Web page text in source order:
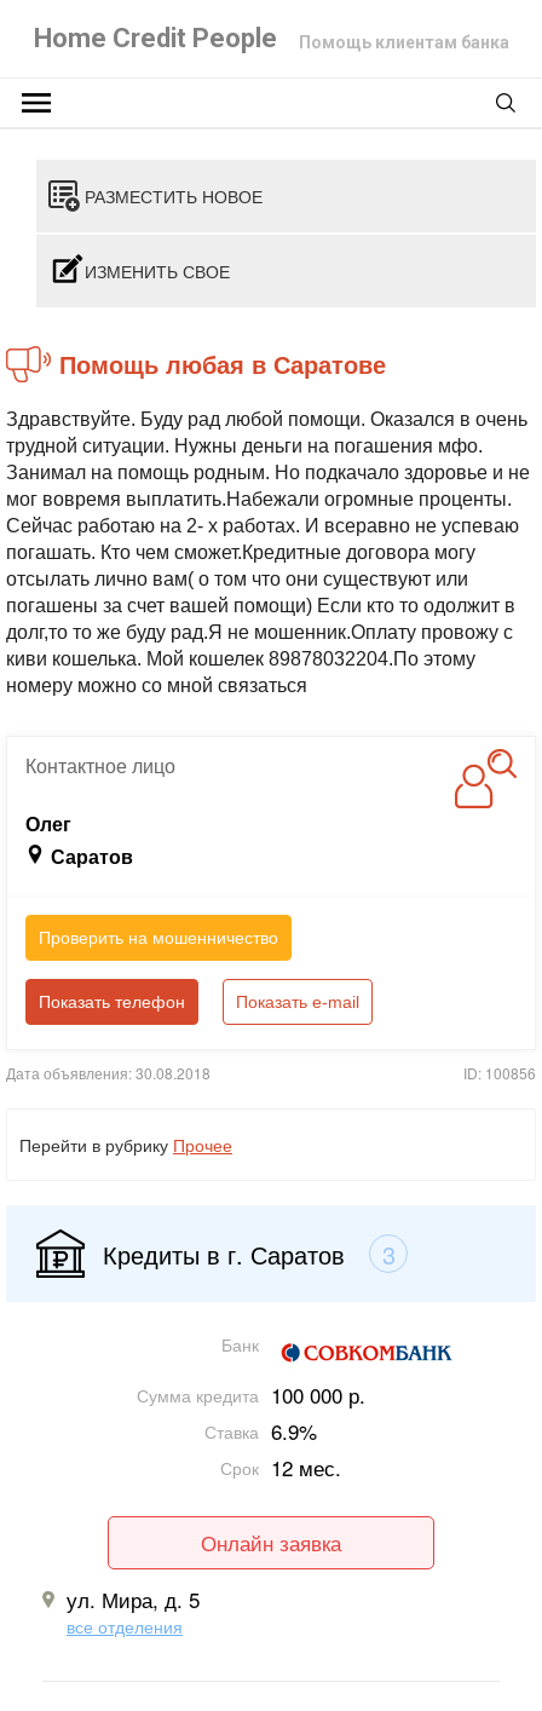
Home Credit People Помощь клиентам банка
РАЗМЕСТИТЬ НОВОЕ
ИЗМЕНИТЬ СВОЕ
Помощь любая в Саратове
Здравствуйте. Буду рад любой помощи. Оказался в очень
трудной ситуации. Нужны деньги на погашения мфо.
Занимал на помощь родным. Но подкачало здоровье и не
мог вовремя выплатить.Набежали огромные проценты.
Сейчас работаю на 2- х работах. И всеравно не успеваю
погашать. Кто чем сможет.Кредитные договора могу
отсылать лично вам( о том что они существуют или
погашены за счет вашей помощи) Если кто то одолжит в
долг,то то же буду рад.Я не мошенник.Оплату провожу с
киви кошелька. Мой кошелек 89878032204.По этому
номеру можно со мной связаться
Контактноелицо
Олег
Саратов
Проверить на мошенничество
Показать телефон Показать e-mail
Дата объявления: 30.08.2018 ID: 100856
Перейти в рубрику Прочее
Кредиты в г. Саратов 3
Банк
Сумма кредита 100 000 р.
Ставка 6.9%
Срок 12 мес.
Онлайн заявка
ул. Мира, д. 5
все отделения